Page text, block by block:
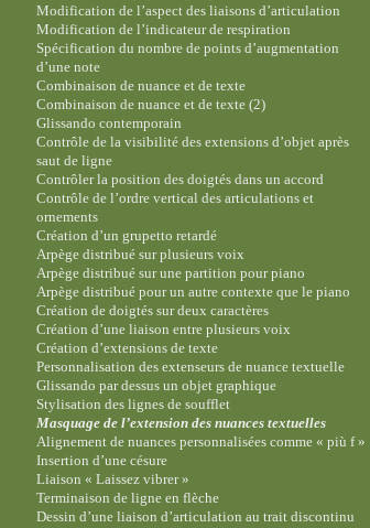
Modification de l’aspect des liaisons d’articulation
Modification de l’indicateur de respiration
Spécification du nombre de points d’augmentation
d’une note
Combinaison de nuance et de texte
Combinaison de nuance et de texte (2)
Glissando contemporain
Contrôle de la visibilité des extensions d’objet après
saut de ligne
Contrôler la position des doigtés dans un accord
Contrôle de l’ordre vertical des articulations et
ornements
Création d’un grupetto retardé
Arpège distribué sur plusieurs voix
Arpège distribué sur une partition pour piano
Arpège distribué pour un autre contexte que le piano
Création de doigtés sur deux caractères
Création d’une liaison entre plusieurs voix
Création d’extensions de texte
Personnalisation des extenseurs de nuance textuelle
Glissando par dessus un objet graphique
Stylisation des lignes de soufflet
Masquage de l’extension des nuances textuelles
Alignement de nuances personnalisées comme « più f »
Insertion d’une césure
Liaison « Laissez vibrer »
Terminaison de ligne en flèche
Dessin d’une liaison d’articulation au trait discontinu